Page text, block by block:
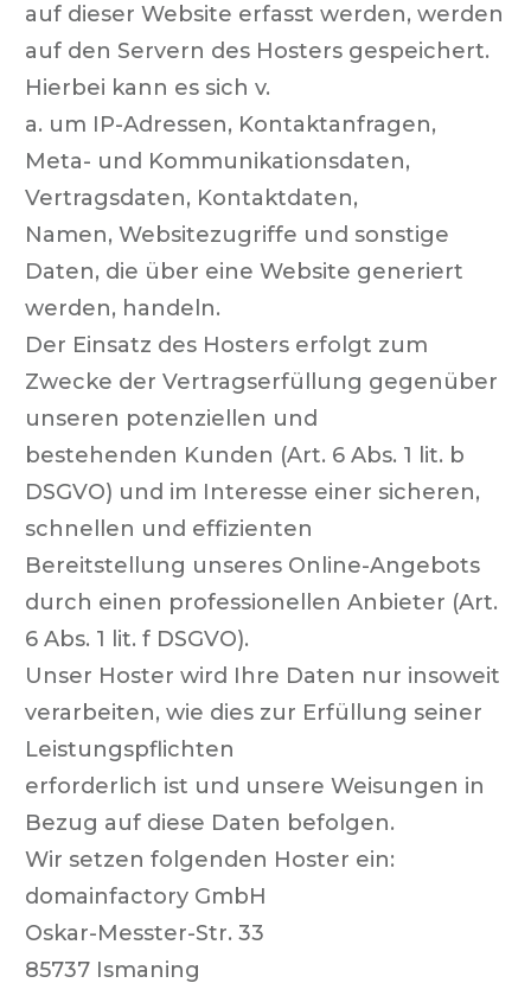
auf dieser Website erfasst werden, werden
auf den Servern des Hosters gespeichert.
Hierbei kann es sich v.
a. um IP-Adressen, Kontaktanfragen,
Meta- und Kommunikationsdaten,
Vertragsdaten, Kontaktdaten,
Namen, Websitezugriffe und sonstige
Daten, die über eine Website generiert
werden, handeln.
Der Einsatz des Hosters erfolgt zum
Zwecke der Vertragserfüllung gegenüber
unseren potenziellen und
bestehenden Kunden (Art. 6 Abs. 1 lit. b
DSGVO) und im Interesse einer sicheren,
schnellen und effizienten
Bereitstellung unseres Online-Angebots
durch einen professionellen Anbieter (Art.
6 Abs. 1 lit. f DSGVO).
Unser Hoster wird Ihre Daten nur insoweit
verarbeiten, wie dies zur Erfüllung seiner
Leistungspflichten
erforderlich ist und unsere Weisungen in
Bezug auf diese Daten befolgen.
Wir setzen folgenden Hoster ein:
domainfactory GmbH
Oskar-Messter-Str. 33
85737 Ismaning